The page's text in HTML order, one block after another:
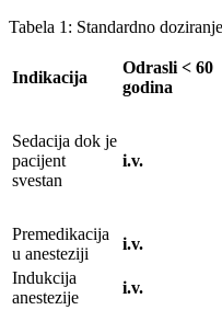
Tabela 1: Standardno
Indikacija
Odrasli < 60
godina
Sedacija dok je
pacijent
svestan
i.v.
Premedikacija
u anesteziji
i.v.
Indukcija
anestezije
i.v.